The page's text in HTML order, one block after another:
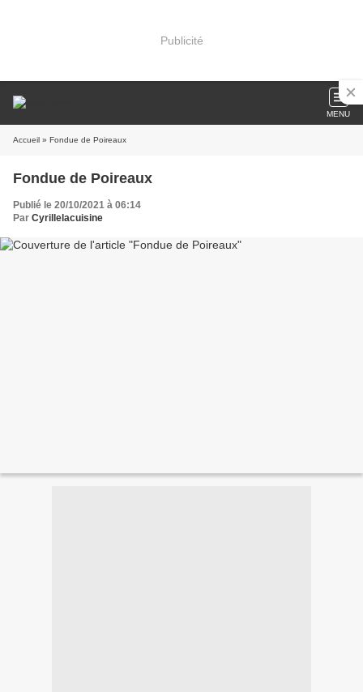
Publicité
MENU
Accueil » Fondue de Poireaux
Fondue de Poireaux
Publié le 20/10/2021 à 06:14
Par Cyrillelacuisine